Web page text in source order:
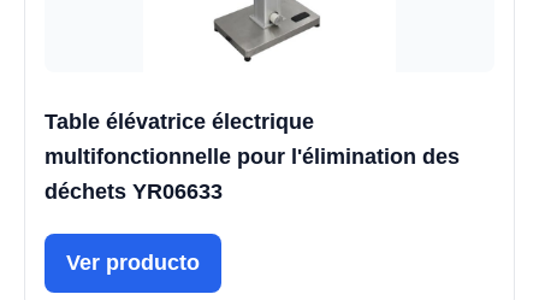
Table élévatrice électrique
multifonctionnelle pour l'élimination des
déchets YR06633
Ver producto